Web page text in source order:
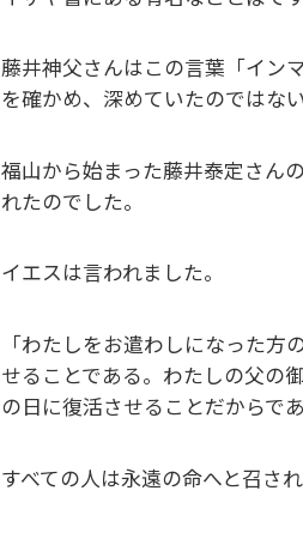
藤井神父さんはこの言葉「イン
を確かめ、深めていたのではな
福山から始まった藤井泰定さん
れたのでした。
イエスは言われました。
「わたしをお遣わしになった
せることである。わたしの父の
の日に復活させることだからで
すべての人は永遠の命へと召さ